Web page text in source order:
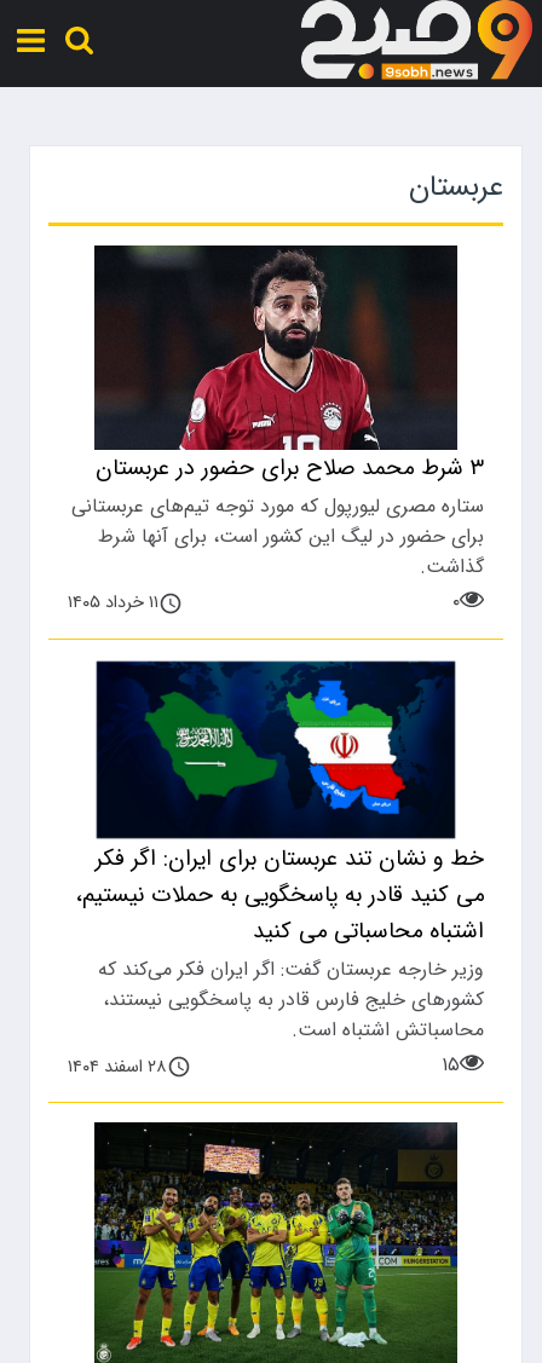
عربستان
۳ شرط محمد صلاح برای حضور در عربستان
ستاره مصری لیورپول که مورد توجه تیم‌های عربستانی
برای حضور در لیگ این کشور است، برای آنها شرط
گذاشت.
۰
۱۱ خرداد ۱۴۰۵
خط و نشان تند عربستان برای ایران: اگر فکر
می کنید قادر به پاسخگویی به حملات نیستیم،
اشتباه محاسباتی می کنید
وزیر خارجه عربستان گفت: اگر ایران فکر می‌کند که
کشورهای خلیج فارس قادر به پاسخگویی نیستند،
محاسباتش اشتباه است.
۱۵
۲۸ اسفند ۱۴۰۴